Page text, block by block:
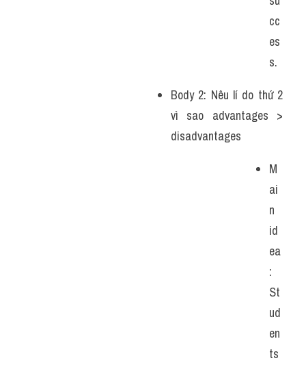
cc
es
s.
Body 2: Nêu lí do thứ 2
vì sao advantages >
disadvantages
M
ai
n
id
ea
:
St
ud
en
ts